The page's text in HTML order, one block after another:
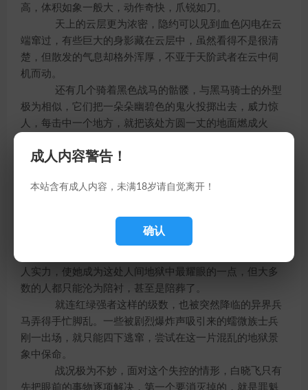
成人内容警告！
本站含有成人内容，未满18岁请自觉离开！
确认
高，体积如象一般大，动作奇快，爪锐如刀。
天上的云层更为浓密，隐约可以见到血色闪电在云
端窜过，有些巨大的身影藏在云层中，虽然看得不是很清
楚，但散发的气息却格外浑厚，不亚于天阶武者在云中伺
机而动。
还有几个骑着黑色战马的骷髅，与黑马骑士的外型
极为相似，它们把一朵朵幽碧色的鬼火投掷出去，威力惊
人，每击中一个地方，就把该处方圆一丈的地面燃成火
霍金娜舞动手中凝成的透明长剑，将一枚直轰过来
发，就被她的硬生生摧灭，魂飞魄散，尽展其真实面目的
强大力量，强者的实力与自信表露无遗。
人实力，使她成为这处人间地狱中最耀眼的一点，但大多
数的人都只能沦为陪衬，甚至是陪葬了。
就连红绿强者这样的级数，也被突然降临的异界兵
马弄得手忙脚乱。一些被剧烈爆炸声吸引来的蠕微族士兵
刚一出场，就只能四下逃窜，尝试在这一片混乱的地狱景
象中保命。
战况极为不妙，面对这个失控的情形，白晓飞只有
先把眼前的事物逐项解决，第一个要消灭掉的，就是罪魁